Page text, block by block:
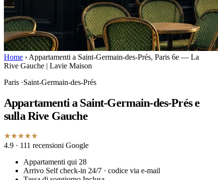
Home › Appartamenti a Saint-Germain-des-Prés, Paris 6e — La
Rive Gauche | Lavie Maison
Paris ·Saint-Germain-des-Prés
Appartamenti a Saint-Germain-des-Prés e
sulla Rive Gauche
4.9 · 111 recensioni Google
Appartamenti qui 28
Arrivo Self check-in 24/7 · codice via e-mail